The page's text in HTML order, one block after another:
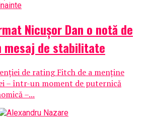
Nicușor Dan o notă de
de stabilitate
de rating Fitch de a menține
– într-un moment de puternică
–...